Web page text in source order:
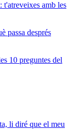
t'atreveixes amb les
passa després
10 preguntes del
li diré que el meu